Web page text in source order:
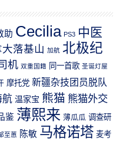
助 Cecilia PS3 中医
大落基山 加航 北极纪
机 双重国籍 同一首歌 圣诞灯屋
摩托党 新疆杂技团员脱队
航 温家宝 熊猫 熊猫外交
鉴 薄熙来 薄瓜瓜 调查研
至蕙 陈敏 马格诺塔 麦考